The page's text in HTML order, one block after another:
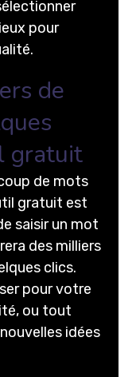
pour
de
gratuit
de mots
gratuit est
saisir un mot
des milliers
clics.
pour votre
ou tout
idées